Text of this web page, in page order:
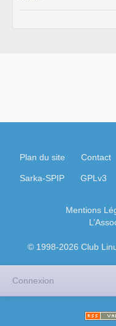
Plan du site Contact
Sarka-SPIP GPLv3
Mentions
© 1998-2026 Club
Connexion